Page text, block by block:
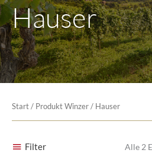
Hauser
Start / Produkt Winzer / Hauser
Filter Alle 2